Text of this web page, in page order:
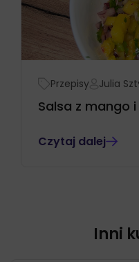
Przepisy Julia
Salsa z mango
Czytaj dalej
Inni